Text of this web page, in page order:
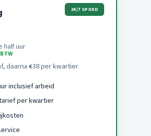
24/7 SPOED
half uur
daarna €38 per kwartier.
inclusief arbeid
per kwartier